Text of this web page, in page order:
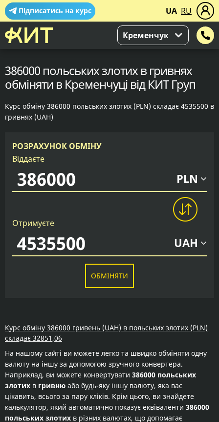
Підписатись на курс UA RU
Кременчук
386000 польських злотих в гривнях
обміняти в Кременчуці від КИТ Груп
Курс обміну 386000 польських злотих (PLN) складає 4535500 в
гривнях (UAH)
РОЗРАХУНОК ОБМІНУ
Віддаєте
PLN
Отримуєте
UAH
ОБМІНЯТИ
Курс обміну 386000 гривень (UAH) в польських злотих (PLN)
складає 32851,06
На нашому сайті ви можете легко та швидко обміняти одну
валюту на іншу за допомогою зручного конвертера.
Наприклад, ви можете конвертувати 386000 польських
злотих в гривню або будь-яку іншу валюту, яка вас
цікавить, всього за пару кліків. Крім цього, ви знайдете
калькулятор, який автоматично показує еквіваленти 386000
польських злотих в різних валютах, що допомагає